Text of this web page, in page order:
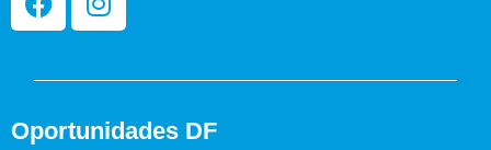
Oportunidades DF